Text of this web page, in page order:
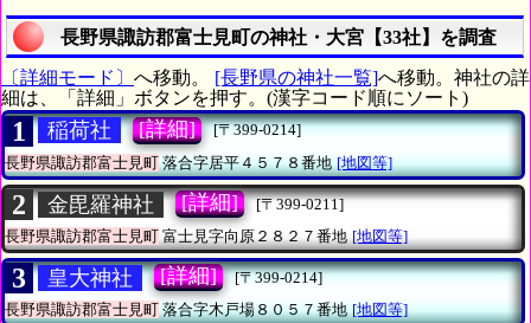
長野県諏訪郡富士見町の神社・大宮【33社】を調査
〔詳細モード〕 へ移動。 [長野県の神社一覧]へ移動。神社の詳
細は、「詳細」ボタンを押す。(漢字コード順にソート)
1 稲荷社 [詳細]
[〒399-0214]
長野県諏訪郡富士見町落合字居平４５７８番地 [地図等]
2 金毘羅神社 [詳細]
[〒399-0211]
長野県諏訪郡富士見町富士見字向原２８２７番地 [地図等]
3 皇大神社 [詳細]
[〒399-0214]
長野県諏訪郡富士見町落合字木戸場８０５７番地 [地図等]